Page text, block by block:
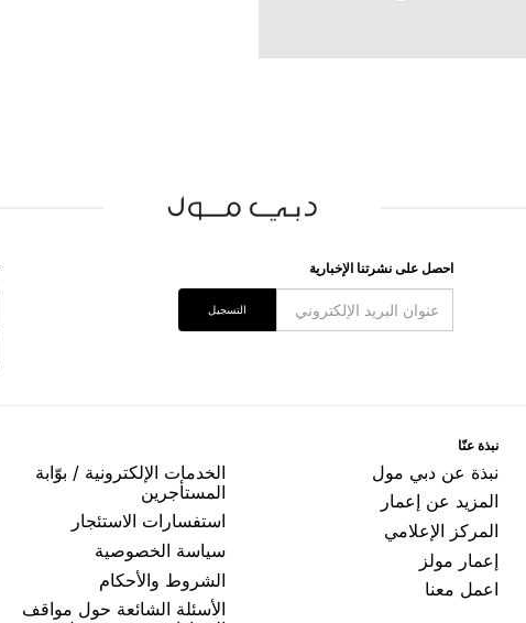
اﺣﺼﻞ ﻋﻠﻰ ﻧﺸﺮﺗﻨﺎ اﻹﺧﺒﺎﺭﻳﺔ
اﻟﺘﺴﺠﻴﻞ
ﻧﺒﺬﺓ ﻋﻨّﺎ
ﻧﺒﺬﺓ ﻋﻦ ﺩﺑﻲ ﻣﻮﻝ
المزيد عن إعمار
اﻟﻤﺮﻛﺰ اﻹﻋﻼﻣﻲ
ﺇﻋﻤﺎﺭ ﻣﻮﻟﺰ
اﻋﻤﻞ ﻣﻌﻨﺎ
اﻟﺨﺪﻣﺎﺕ اﻹﻟﻜﺘﺮﻭﻧﻴﺔ / ﺑﻮّاﺑﺔ
اﻟﻤﺴﺘﺄﺟﺮﻳﻦ
اﺳﺘﻔﺴﺎﺭاﺕ اﻻﺳﺘﺌﺠﺎﺭ
ﺳﻴﺎﺳﺔ اﻟﺨﺼﻮﺻﻴﺔ
اﻟﺸﺮﻭﻁ ﻭاﻷﺣﻜﺎﻡ
الأسئلة الشائعة حول مواقف